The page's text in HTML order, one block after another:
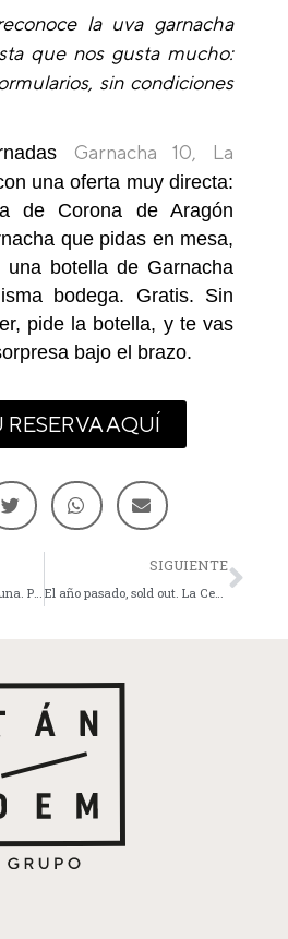
la uva garnacha
que nos gusta mucho:
sin condiciones
Garnacha 10,
La
una oferta muy directa:
de Corona de Aragón
que pidas en mesa,
botella de Garnacha
bodega. Gratis. Sin
pide la botella, y te vas
bajo el brazo.
RESERVA AQUÍ
Madre no hay más que una. Pero en Tándem hay seis formas de encontrarla.
SIGUIENTE
El año pasado, sold out. La Cena en Blanco vuelve a Marengo.